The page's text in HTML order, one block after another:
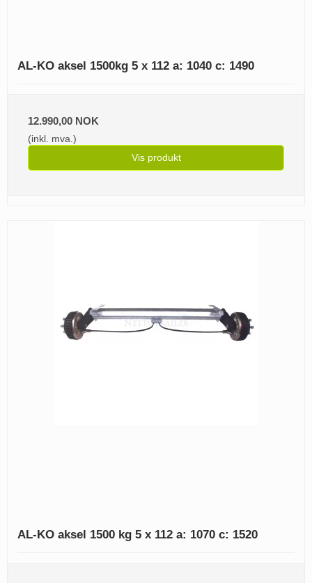
AL-KO aksel 1500kg 5 x 112 a: 1040 c: 1490
12.990,00 NOK
(inkl. mva.)
Vis produkt
AL-KO aksel 1500 kg 5 x 112 a: 1070 c: 1520